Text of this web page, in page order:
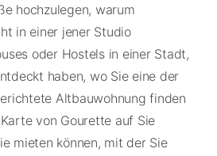
hochzulegen, warum
in einer jener Studio
oder Hostels in einer Stadt,
haben, wo Sie eine der
Altbauwohnung finden
von Gourette auf Sie
mieten können, mit der Sie